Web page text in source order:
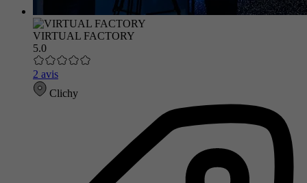
VIRTUAL FACTORY
5.0
2 avis
Clichy